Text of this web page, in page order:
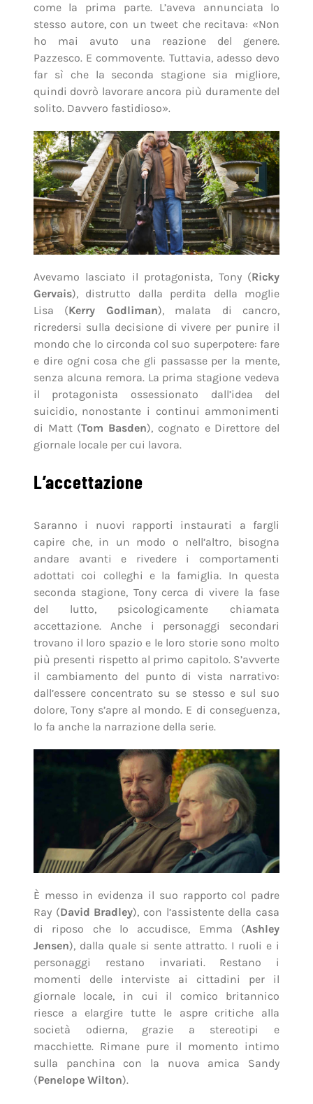
come la prima parte. L’aveva annunciata lo
stesso autore, con un tweet che recitava: «Non
ho mai avuto una reazione del genere.
Pazzesco. E commovente. Tuttavia, adesso devo
far sì che la seconda stagione sia migliore,
quindi dovrò lavorare ancora più duramente del
solito. Davvero fastidioso».
Avevamo lasciato il protagonista, Tony (Ricky
Gervais), distrutto dalla perdita della moglie
Lisa (Kerry Godliman), malata di cancro,
ricredersi sulla decisione di vivere per punire il
mondo che lo circonda col suo superpotere: fare
e dire ogni cosa che gli passasse per la mente,
senza alcuna remora. La prima stagione vedeva
il protagonista ossessionato dall’idea del
suicidio, nonostante i continui ammonimenti
di Matt (Tom Basden), cognato e Direttore del
giornale locale per cui lavora.
L’accettazione
Saranno i nuovi rapporti instaurati a fargli
capire che, in un modo o nell’altro, bisogna
andare avanti e rivedere i comportamenti
adottati coi colleghi e la famiglia. In questa
seconda stagione, Tony cerca di vivere la fase
del lutto, psicologicamente chiamata
accettazione. Anche i personaggi secondari
trovano il loro spazio e le loro storie sono molto
più presenti rispetto al primo capitolo. S’avverte
il cambiamento del punto di vista narrativo:
dall’essere concentrato su se stesso e sul suo
dolore, Tony s’apre al mondo. E di conseguenza,
lo fa anche la narrazione della serie.
È messo in evidenza il suo rapporto col padre
Ray (David Bradley), con l’assistente della casa
di riposo che lo accudisce, Emma (Ashley
Jensen), dalla quale si sente attratto. I ruoli e i
personaggi restano invariati. Restano i
momenti delle interviste ai cittadini per il
giornale locale, in cui il comico britannico
riesce a elargire tutte le aspre critiche alla
società odierna, grazie a stereotipi e
macchiette. Rimane pure il momento intimo
sulla panchina con la nuova amica Sandy
(Penelope Wilton).